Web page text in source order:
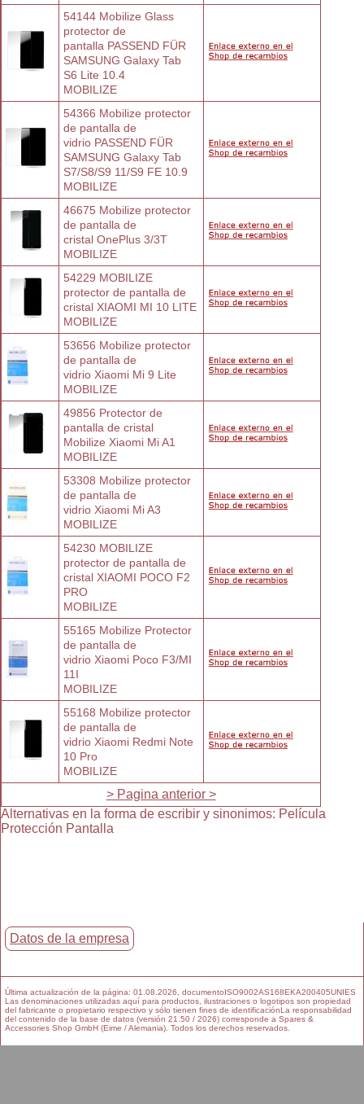
54144 Mobilize Glass
protector de
pantalla PASSEND FÜR
SAMSUNG Galaxy Tab
S6 Lite 10.4
MOBILIZE
54366 Mobilize protector
de pantalla de
vidrio PASSEND FÜR
SAMSUNG Galaxy Tab
S7/S8/S9 11/S9 FE 10.9
MOBILIZE
46675 Mobilize protector
de pantalla de
cristal OnePlus 3/3T
MOBILIZE
54229 MOBILIZE
protector de pantalla de
cristal XIAOMI MI 10 LITE
MOBILIZE
53656 Mobilize protector
de pantalla de
vidrio Xiaomi Mi 9 Lite
MOBILIZE
49856 Protector de
pantalla de cristal
Mobilize Xiaomi Mi A1
MOBILIZE
53308 Mobilize protector
de pantalla de
vidrio Xiaomi Mi A3
MOBILIZE
54230 MOBILIZE
protector de pantalla de
cristal XIAOMI POCO F2
PRO
MOBILIZE
55165 Mobilize Protector
de pantalla de
vidrio Xiaomi Poco F3/MI
11I
MOBILIZE
55168 Mobilize protector
de pantalla de
vidrio Xiaomi Redmi Note
10 Pro
MOBILIZE
> Pagina anterior >
Alternativas en la forma de escribir y sinonimos: Película
Protección Pantalla
Datos de la empresa